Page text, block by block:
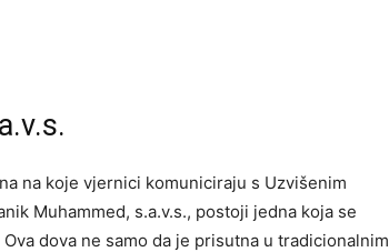
na koje vjernici komuniciraju s Uzvišenim
Muhammed, s.a.v.s., postoji jedna koja se
dova ne samo da je prisutna u tradicionalnim